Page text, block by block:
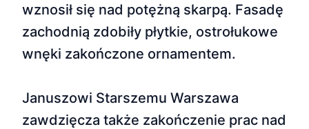
wznosił się nad potężną skarpą. Fasadę
zachodnią zdobiły płytkie, ostrołukowe
wnęki zakończone ornamentem.
Januszowi Starszemu Warszawa
zawdzięcza także zakończenie prac nad